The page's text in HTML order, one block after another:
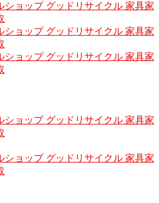
ショップ グッドリサイクル 家具家
ショップ グッドリサイクル 家具家
ショップ グッドリサイクル 家具家
ショップ グッドリサイクル 家具家
ショップ グッドリサイクル 家具家